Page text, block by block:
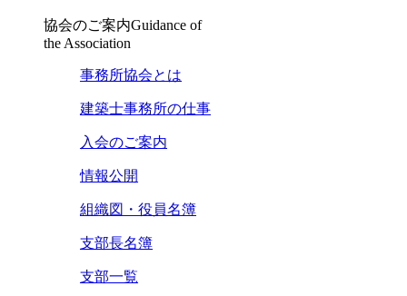
協会のご案内Guidance of
the Association
事務所協会とは
建築士事務所の仕事
入会のご案内
情報公開
組織図・役員名簿
支部長名簿
支部一覧